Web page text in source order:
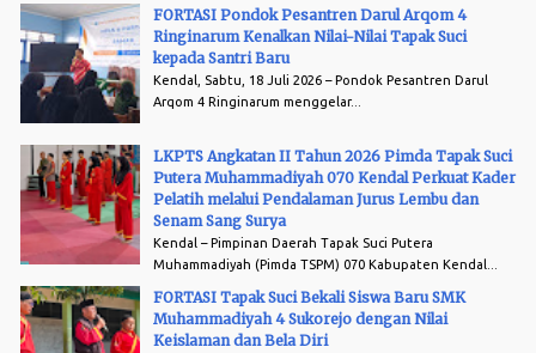
FORTASI Pondok Pesantren Darul Arqom 4
Ringinarum Kenalkan Nilai-Nilai Tapak Suci
kepada Santri Baru
Kendal, Sabtu, 18 Juli 2026 – Pondok Pesantren Darul
Arqom 4 Ringinarum menggelar...
LKPTS Angkatan II Tahun 2026 Pimda Tapak Suci
Putera Muhammadiyah 070 Kendal Perkuat Kader
Pelatih melalui Pendalaman Jurus Lembu dan
Senam Sang Surya
Kendal – Pimpinan Daerah Tapak Suci Putera
Muhammadiyah (Pimda TSPM) 070 Kabupaten Kendal...
FORTASI Tapak Suci Bekali Siswa Baru SMK
Muhammadiyah 4 Sukorejo dengan Nilai
Keislaman dan Bela Diri